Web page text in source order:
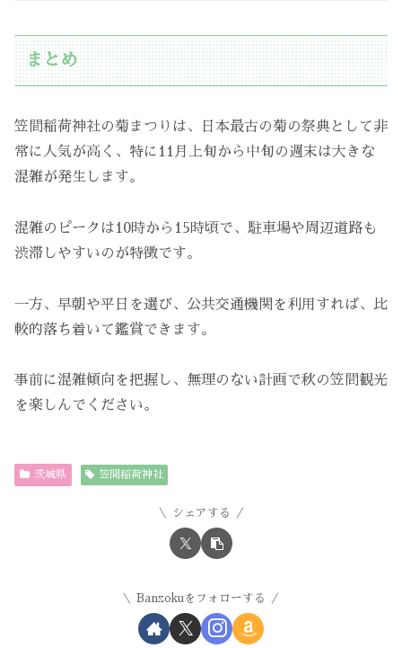
まとめ
笠間稲荷神社の菊まつりは、日本最古の菊の祭典として非
常に人気が高く、特に11月上旬から中旬の週末は大きな
混雑が発生します。
混雑のピークは10時から15時頃で、駐車場や周辺道路も
渋滞しやすいのが特徴です。
一方、早朝や平日を選び、公共交通機関を利用すれば、比
較的落ち着いて鑑賞できます。
事前に混雑傾向を把握し、無理のない計画で秋の笠間観光
を楽しんでください。
茨城県 笠間稲荷神社
シェアする
Banzokuをフォローする